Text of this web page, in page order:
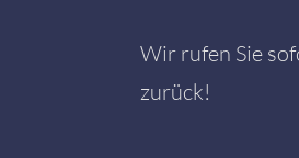
Wir rufen Sie
zurück!